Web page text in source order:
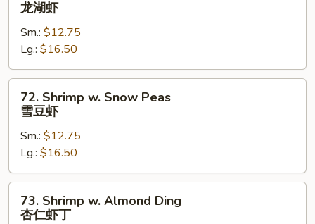
Lobster
Sauce
龙
湖
龙湖虾
Sm.: $12.75
Lg.: $16.50
Shrimp
Snow
Peas
雪
豆
72. Shrimp w. Snow Peas
雪豆虾
Sm.: $12.75
Lg.: $16.50
Shrimp
73. Shrimp w. Almond Ding
杏仁虾丁